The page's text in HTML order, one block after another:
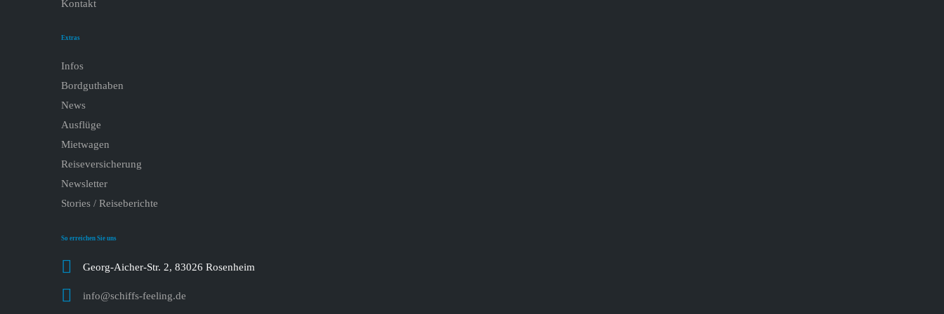
Kontakt
Extras
Infos
Bordguthaben
News
Ausflüge
Mietwagen
Reiseversicherung
Newsletter
Stories / Reiseberichte
So erreichen Sie uns
Georg-Aicher-Str. 2, 83026 Rosenheim
info@schiffs-feeling.de